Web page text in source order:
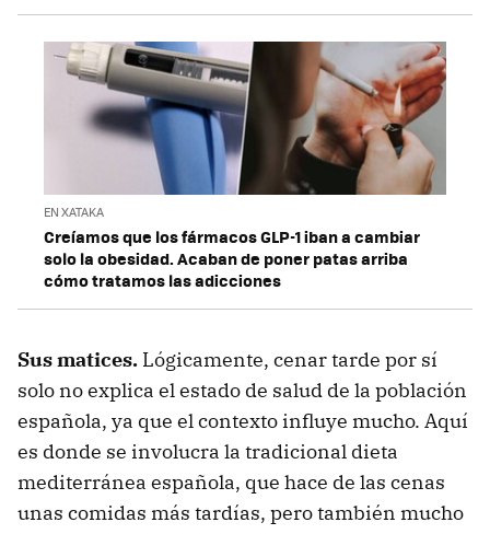
EN XATAKA
Creíamos que los fármacos GLP-1 iban a cambiar
solo la obesidad. Acaban de poner patas arriba
cómo tratamos las adicciones
Sus matices. Lógicamente, cenar tarde por sí
solo no explica el estado de salud de la población
española, ya que el contexto influye mucho. Aquí
es donde se involucra la tradicional dieta
mediterránea española, que hace de las cenas
unas comidas más tardías, pero también mucho